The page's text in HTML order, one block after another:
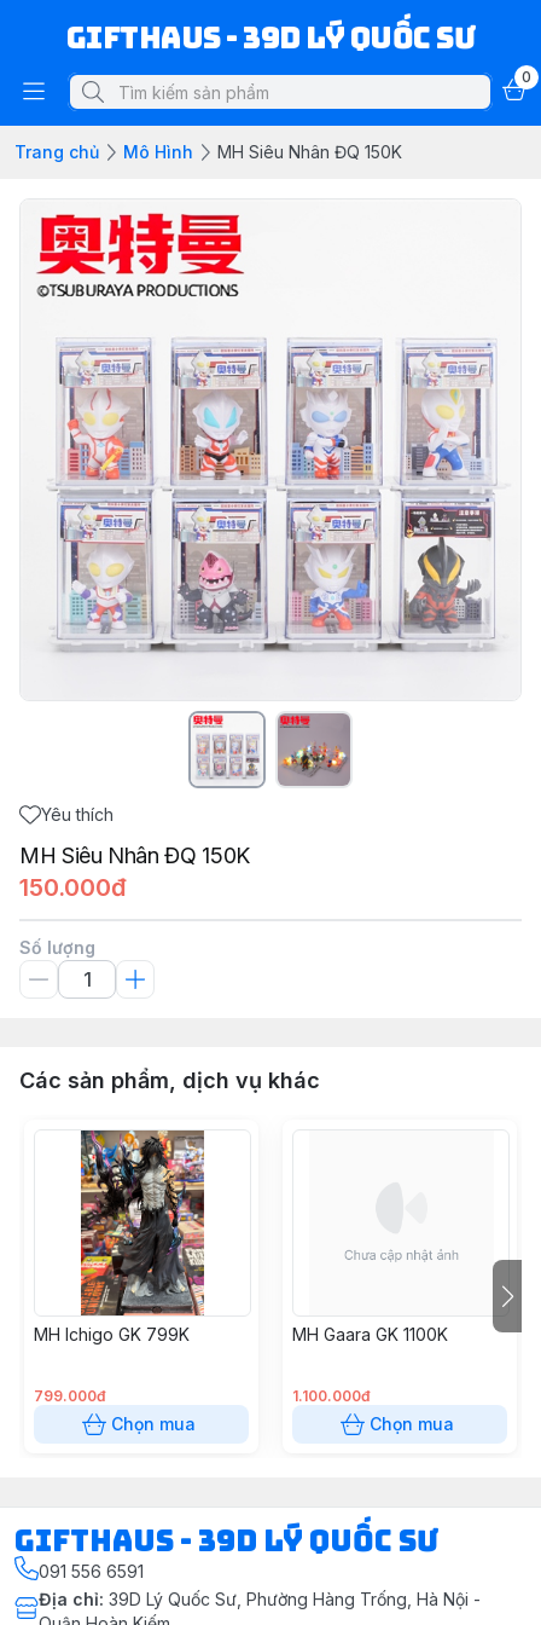
Gifthaus - 39D Lý Quốc Sư
0
Trang chủ Mô Hình MH Siêu Nhân ĐQ 150K
Yêu thích
MH Siêu Nhân ĐQ 150K
150.000đ
Số lượng
Các sản phẩm, dịch vụ khác
MH Ichigo GK 799K
799.000đ
Chọn mua
MH Gaara GK 1100K
1.100.000đ
Chọn mua
Gifthaus - 39D Lý Quốc Sư
091 556 6591
Địa chỉ: 39D Lý Quốc Sư, Phường Hàng Trống, Hà Nội -